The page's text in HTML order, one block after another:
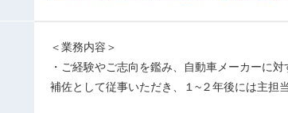
＜業務内容＞
・ご経験やご志向を鑑み、自動車メーカーに
補佐として従事いただき、１~２年後には主担